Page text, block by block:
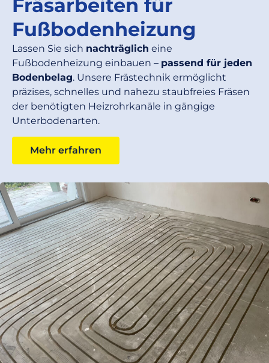
Fräsarbeiten für
Fußbodenheizung
Lassen Sie sich nachträglich eine
Fußbodenheizung einbauen – passend für jeden
Bodenbelag. Unsere Frästechnik ermöglicht
präzises, schnelles und nahezu staubfreies Fräsen
der benötigten Heizrohrkanäle in gängige
Unterbodenarten.
Mehr erfahren